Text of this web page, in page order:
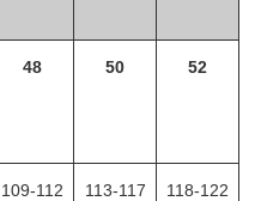
48 50 52
109-112 113-117 118-122